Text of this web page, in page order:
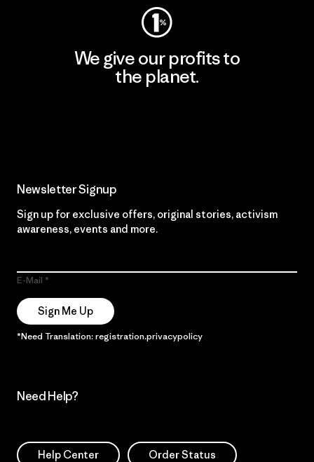
We give our profits to
the planet.
Newsletter Signup
Sign up for exclusive offers, original stories, activism
awareness, events and more.
E-Mail
Sign Me Up
*Need Translation: registration.privacypolicy
Need Help?
Help Center Order Status